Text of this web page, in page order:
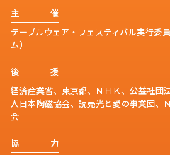
主
催
テーブルウェア・フェスティバル実行委
ム）
後
援
経済産業省、東京都、ＮＨＫ、公益社団
人日本陶磁協会、読売光と愛の事業団、
会
協
力